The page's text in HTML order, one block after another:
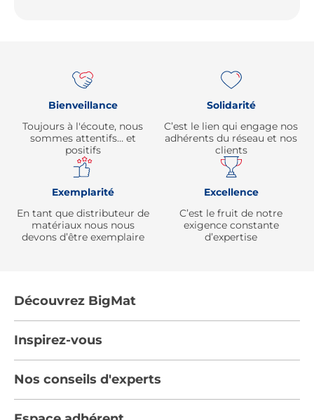
Bienveillance
Toujours à l'écoute, nous
sommes attentifs… et
positifs
Solidarité
C’est le lien qui engage nos
adhérents du réseau et nos
clients
Exemplarité
En tant que distributeur de
matériaux nous nous
devons d’être exemplaire
Excellence
C’est le fruit de notre
exigence constante
d’expertise
Découvrez BigMat
Devenez adhérent
Inspirez-vous
Nos conseils d'experts